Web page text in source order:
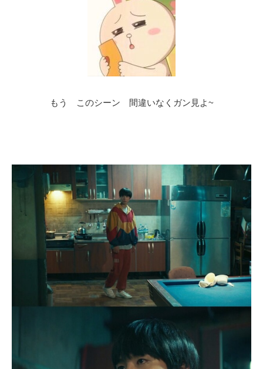
もう このシーン 間違いなくガン見よ~